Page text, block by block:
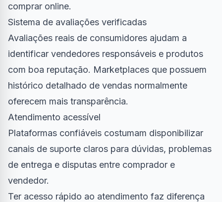
comprar online.
Sistema de avaliações verificadas
Avaliações reais de consumidores ajudam a
identificar vendedores responsáveis e produtos
com boa reputação. Marketplaces que possuem
histórico detalhado de vendas normalmente
oferecem mais transparência.
Atendimento acessível
Plataformas confiáveis costumam disponibilizar
canais de suporte claros para dúvidas, problemas
de entrega e disputas entre comprador e
vendedor.
Ter acesso rápido ao atendimento faz diferença